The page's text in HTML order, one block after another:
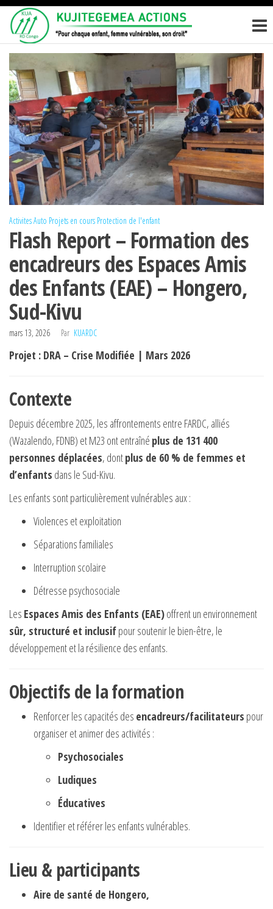
Passer
contenu
ACTIONS
enfant,
femme
vulnérables,
son droit
ActivitesAuto Projets en cours Protection de l'enfant
Flash Report – Formation des
encadreurs des Espaces Amis
des Enfants (EAE) – Hongero,
Sud-Kivu
mars 13, 2026 Par KUARDC
Projet : DRA – Crise Modifiée | Mars 2026
Contexte
Depuis décembre 2025, les affrontements entre FARDC, alliés
(Wazalendo, FDNB) et M23 ont entraîné plus de 131 400
personnes déplacées, dontplus de 60 % de femmes et
d’enfants dans le Sud-Kivu.
Les enfants sont particulièrement vulnérables aux :
Violences et exploitation
Séparations familiales
Interruption scolaire
Détresse psychosociale
Les Espaces Amis des Enfants (EAE)offrent un environnement
sûr, structuré et inclusifpour soutenir le bien-être, le
développement et la résilience des enfants.
Objectifs de la formation
Renforcer les capacités des encadreurs/facilitateurs pour
organiser et animer des activités :
Psychosociales
Ludiques
Éducatives
Identifier et référer les enfants vulnérables.
Lieu & participants
Aire de santé de Hongero,